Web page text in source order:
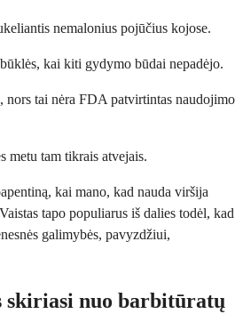
nemalonius pojūčius kojose.
kai kiti gydymo būdai nepadėjo.
nors tai nėra FDA patvirtintas naudojimo
metu tam tikrais atvejais.
kai mano, kad nauda viršija
tapo populiarus iš dalies todėl, kad
galimybės, pavyzdžiui,
skiriasi nuo barbitūratų